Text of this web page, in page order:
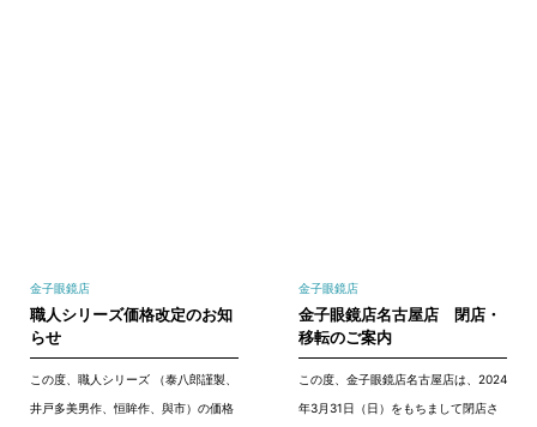
金子眼鏡店
職人シリーズ価格改定のお知
らせ
この度、職人シリーズ （泰八郎謹製、
井戸多美男作、恒眸作、與市）の価格
金子眼鏡店
金子眼鏡店名古屋店 閉店・
移転のご案内
この度、金子眼鏡店名古屋店は、2024
年3月31日（日）をもちまして閉店さ